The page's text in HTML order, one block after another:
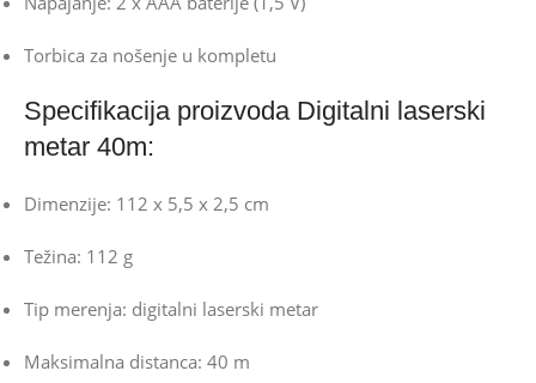
Torbica za nošenje u kompletu
Specifikacija proizvoda Digitalni laserski
metar 40m:
Dimenzije: 112 x 5,5 x 2,5 cm
Težina: 112 g
Tip merenja: digitalni laserski metar
Maksimalna distanca: 40 m